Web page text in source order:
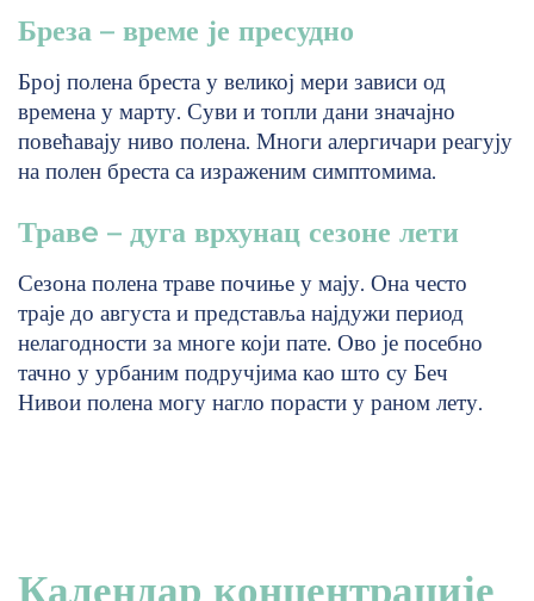
Бреза – време је пресудно
Број полена бреста у великој мери зависи од
времена у марту. Суви и топли дани значајно
повећавају ниво полена. Многи алергичари реагују
на полен бреста са израженим симптомима.
Травe – дуга врхунац сезоне лети
Сезона полена траве почиње у мају. Она често
траје до августа и представља најдужи период
нелагодности за многе који пате. Ово је посебно
тачно у урбаним подручјима као што су Беч
Нивои полена могу нагло порасти у раном лету.
Календар концентрације